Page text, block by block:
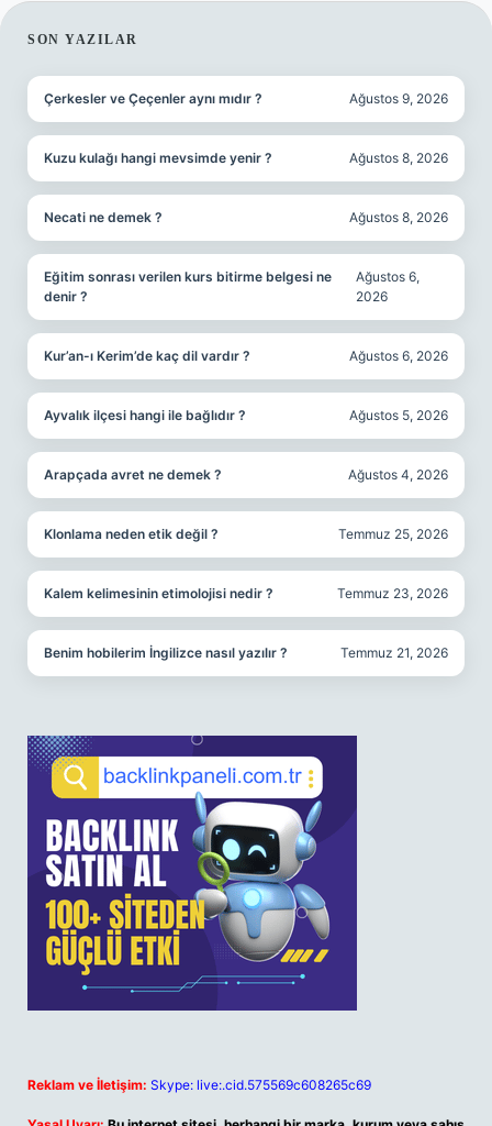
SIDEBAR
SON YAZILAR
Çerkesler ve Çeçenler aynı mıdır ? Ağustos 9, 2026
Kuzu kulağı hangi mevsimde yenir ? Ağustos 8, 2026
Necati ne demek ? Ağustos 8, 2026
Eğitim sonrası verilen kurs bitirme belgesi ne
denir ?
Ağustos 6,
2026
Kur’an-ı Kerim’de kaç dil vardır ? Ağustos 6, 2026
Ayvalık ilçesi hangi ile bağlıdır ? Ağustos 5, 2026
Arapçada avret ne demek ? Ağustos 4, 2026
Klonlama neden etik değil ? Temmuz 25, 2026
Kalem kelimesinin etimolojisi nedir ? Temmuz 23, 2026
Benim hobilerim İngilizce nasıl yazılır ? Temmuz 21, 2026
Reklam ve İletişim: Skype: live:.cid.575569c608265c69